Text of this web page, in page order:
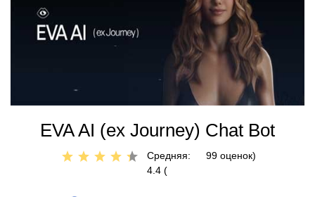
EVA AI (ex Journey) Chat Bot
Средняя:
4.4 (
99 оценок)